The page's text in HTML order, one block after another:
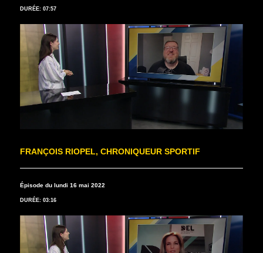
DURÉE: 07:57
FRANÇOIS RIOPEL, CHRONIQUEUR SPORTIF
Épisode du lundi 16 mai 2022
DURÉE: 03:16